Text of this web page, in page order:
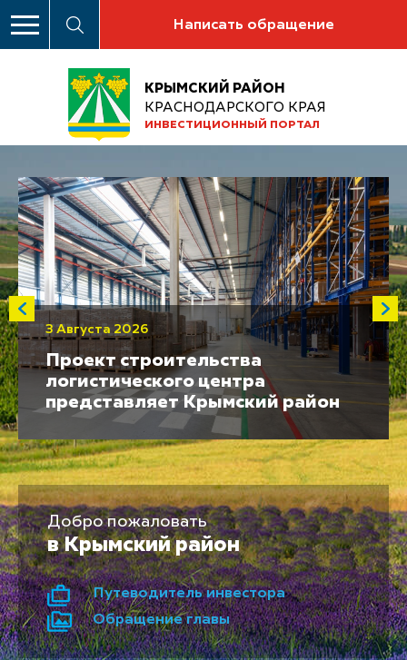
Написать обращение
КРЫМСКИЙ РАЙОН
КРАСНОДАРСКОГО КРАЯ
ИНВЕСТИЦИОННЫЙ ПОРТАЛ
3 Августа 2026
Проект строительства
логистического центра
представляет Крымский район
Добро пожаловать
в Крымский район
Путеводитель инвестора
Обращение главы